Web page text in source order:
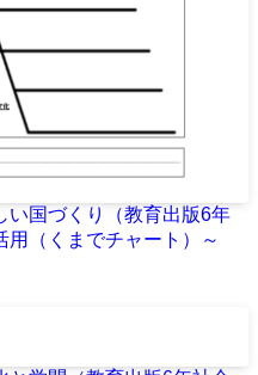
い国づくり（教育出版6年
（くまでチャート）～